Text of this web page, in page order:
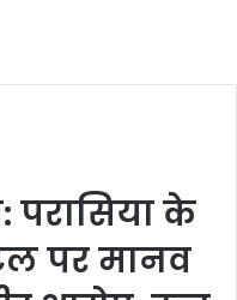
परासिया के
पर मानव